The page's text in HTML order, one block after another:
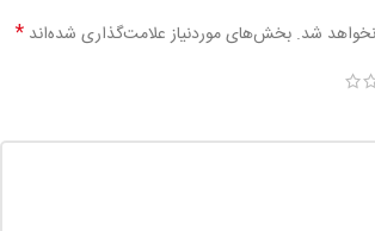
شد. بخش‌های موردنیاز علامت‌گذاری شده‌اند *